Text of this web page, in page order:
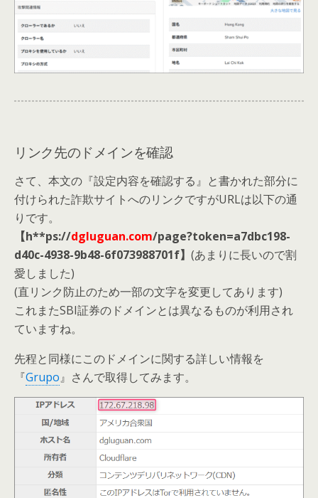
リンク先のドメインを確認
さて、本文の『設定内容を確認する』と書かれた部分に
付けられた詐欺サイトへのリンクですがURLは以下の通
りです。
【h**ps://dgluguan.com/page?token=a7dbc198-
d40c-4938-9b48-6f073988701f】 (あまりに長いので割
愛しました)
(直リンク防止のため一部の文字を変更してあります)
これまたSBI証券のドメインとは異なるものが利用され
ていますね。
先程と同様にこのドメインに関する詳しい情報を
『Grupo』さんで取得してみます。